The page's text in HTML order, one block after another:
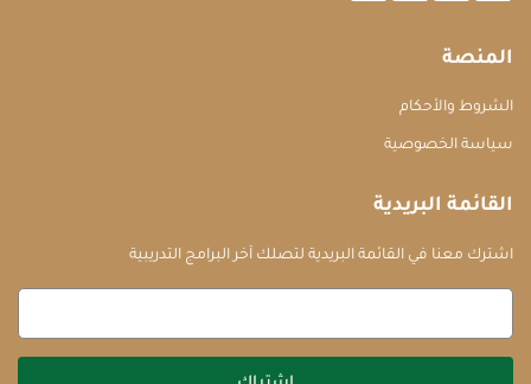
المنصة
الشروط والأحكام
سياسة الخصوصية
القائمة البريدية
اشترك معنا في القائمة البريدية لتصلك آخر البرامج التدريبية